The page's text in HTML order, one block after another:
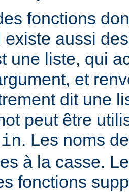
fonctions
existe aussi
une liste, qui
et
dit une
peut être
. Les noms
à la casse.
fonctions